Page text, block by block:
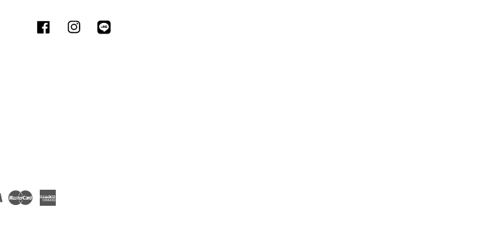
Facebook Instagram
Visa Master